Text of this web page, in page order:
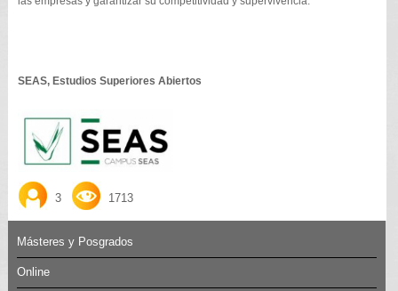
SEAS, Estudios Superiores Abiertos
3 1713
Másteres y Posgrados
Online